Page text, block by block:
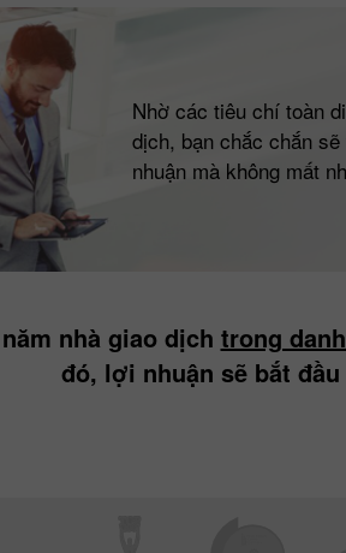
Nhờ các tiêu chí toàn
dịch, bạn chắc chắn
nhuận mà không mất
nhà giao dịch trong
đó, lợi nhuận sẽ bắt